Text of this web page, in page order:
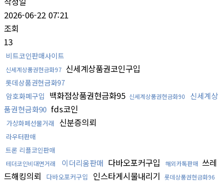
2026-06-22 07:21
조회
13
비트코인판매사이트
신세계상품권현금화97 신세계상품권코인구입
롯데상품권현금화97
암호화폐구입 백화점상품권현금화95 신세계상품권현금화90
신세계상
품권현금화90 fds코인
가상화폐선물거래 신분증의뢰
라우터판매
트론 리플코인판매
테더코인비대면거래 이더리움판매 다바오포커구입 해외카톡판매 쓰레
드해킹의뢰
다바오포커구입 인스타게시물내리기 롯데상품권현금화96